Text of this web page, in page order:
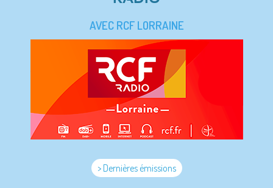
AVEC RCF LORRAINE
> Dernières émissions